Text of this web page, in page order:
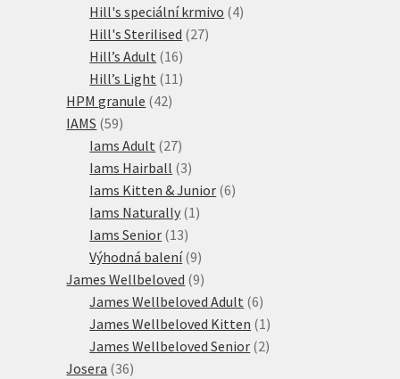
produktů
Hill's speciální krmivo 44
Hill's Sterilised 2727
Hill’s Adult 1616
produktů
Hill’s Light 11 11
HPM granule 4242
IAMS 5959
produktů
Iams Adult 2727
produktů
Iams Hairball 33
produkty
Iams Kitten & Junior 66
Iams Naturally 1 1
Iams Senior 1313
produktů
Výhodná balení 99
produktů
James Wellbeloved 99
produktů
James Wellbeloved Adult 66
produktů
James Wellbeloved Kitten 1 1
produkt
James Wellbeloved Senior 22
Josera 3636